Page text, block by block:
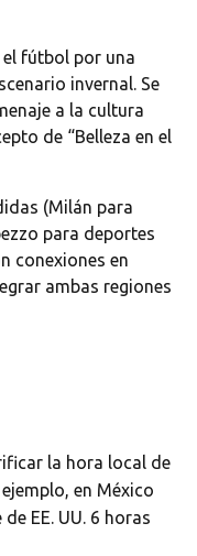
el fútbol por una
invernal. Se
a la cultura
de “Belleza en el
(Milán para
para deportes
conexiones en
ambas regiones
la hora local de
en México
EE. UU. 6 horas